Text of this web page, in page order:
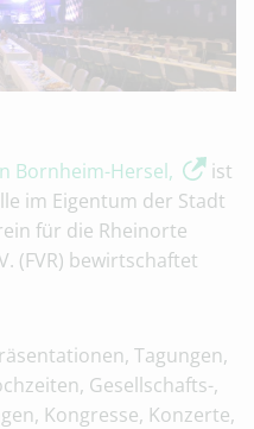
Bornheim-Hersel,
ist
im Eigentum der Stadt
für die Rheinorte
(FVR) bewirtschaftet
Tagungen,
Gesellschafts-,
Kongresse, Konzerte,